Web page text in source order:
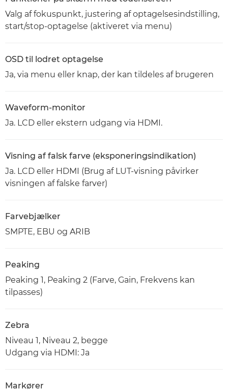
Valg af fokuspunkt, justering af optagelsesindstilling,
start/stop-optagelse (aktiveret via menu)
OSD til lodret optagelse
Ja, via menu eller knap, der kan tildeles af brugeren
Waveform-monitor
Ja. LCD eller ekstern udgang via HDMI.
Visning af falsk farve (eksponeringsindikation)
Ja. LCD eller HDMI (Brug af LUT-visning påvirker
visningen af falske farver)
Farvebjælker
SMPTE, EBU og ARIB
Peaking
Peaking 1, Peaking 2 (Farve, Gain, Frekvens kan
tilpasses)
Zebra
Niveau 1, Niveau 2, begge
Udgang via HDMI: Ja
Markører